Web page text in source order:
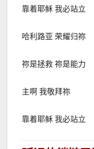
靠着耶稣 我必站立
哈利路亚 荣耀归祢
祢是拯救 祢是能力
主啊 我敬拜祢
靠着耶稣 我必站立